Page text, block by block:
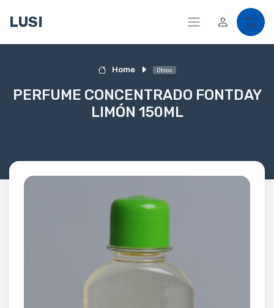
LUSI
Home Otros
PERFUME CONCENTRADO FONTDAY
LIMÓN 150ML